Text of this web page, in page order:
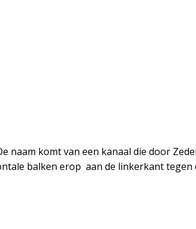
naam komt van een kanaal die door
balken erop aan de linkerkant tegen